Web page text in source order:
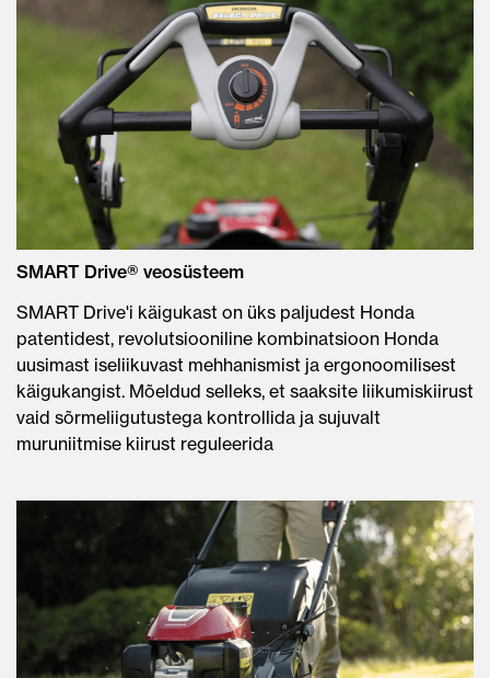
SMART Drive® veosüsteem
SMART Drive'i käigukast on üks paljudest Honda
patentidest, revolutsiooniline kombinatsioon Honda
uusimast iseliikuvast mehhanismist ja ergonoomilisest
käigukangist. Mõeldud selleks, et saaksite liikumiskiirust
vaid sõrmeliigutustega kontrollida ja sujuvalt
muruniitmise kiirust reguleerida